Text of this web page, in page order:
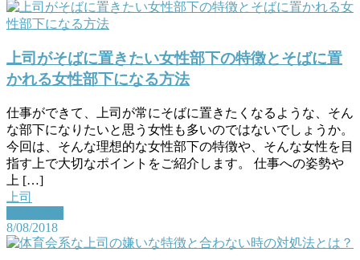
上司がそばに置きたい女性部下の特徴とそばに置
かれる女性部下になる方法
仕事ができて、上司が常にそばに置きたくなるような、そん
な部下になりたいと思う女性も多いのではないでしょうか。
今回は、そんな理想的な女性部下の特徴や、そんな女性を目
指す上で大切なポイントをご紹介します。 仕事への姿勢や
上 […]
上司
8/08/2018